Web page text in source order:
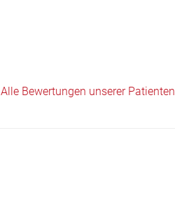
Alle Bewertungen unserer Patienten